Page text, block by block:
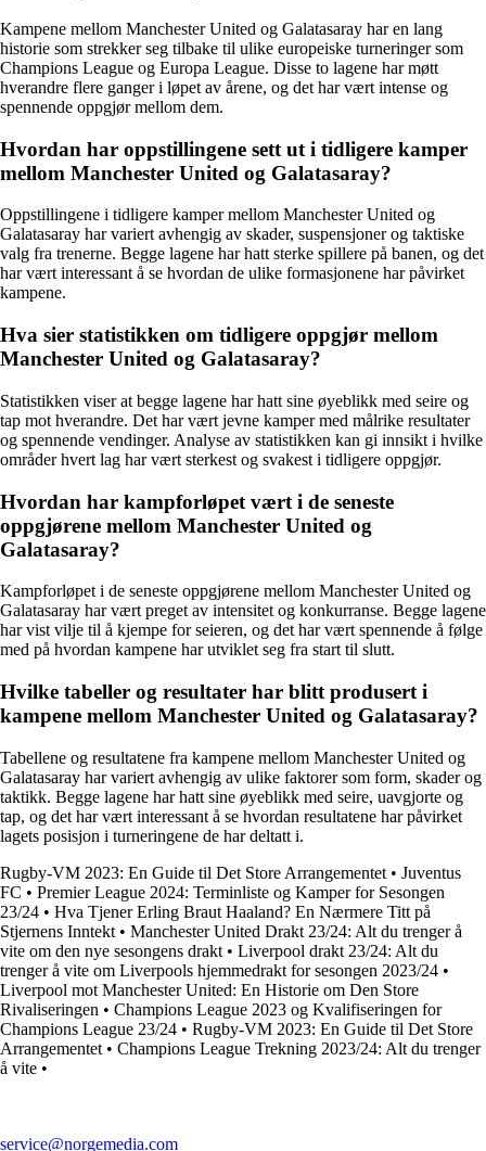
Kampene mellom Manchester United og Galatasaray har en lang
historie som strekker seg tilbake til ulike europeiske turneringer som
Champions League og Europa League. Disse to lagene har møtt
hverandre flere ganger i løpet av årene, og det har vært intense og
spennende oppgjør mellom dem.
Hvordan har oppstillingene sett ut i tidligere kamper
mellom Manchester United og Galatasaray?
Oppstillingene i tidligere kamper mellom Manchester United og
Galatasaray har variert avhengig av skader, suspensjoner og taktiske
valg fra trenerne. Begge lagene har hatt sterke spillere på banen, og det
har vært interessant å se hvordan de ulike formasjonene har påvirket
kampene.
Hva sier statistikken om tidligere oppgjør mellom
Manchester United og Galatasaray?
Statistikken viser at begge lagene har hatt sine øyeblikk med seire og
tap mot hverandre. Det har vært jevne kamper med målrike resultater
og spennende vendinger. Analyse av statistikken kan gi innsikt i hvilke
områder hvert lag har vært sterkest og svakest i tidligere oppgjør.
Hvordan har kampforløpet vært i de seneste
oppgjørene mellom Manchester United og
Galatasaray?
Kampforløpet i de seneste oppgjørene mellom Manchester United og
Galatasaray har vært preget av intensitet og konkurranse. Begge lagene
har vist vilje til å kjempe for seieren, og det har vært spennende å følge
med på hvordan kampene har utviklet seg fra start til slutt.
Hvilke tabeller og resultater har blitt produsert i
kampene mellom Manchester United og Galatasaray?
Tabellene og resultatene fra kampene mellom Manchester United og
Galatasaray har variert avhengig av ulike faktorer som form, skader og
taktikk. Begge lagene har hatt sine øyeblikk med seire, uavgjorte og
tap, og det har vært interessant å se hvordan resultatene har påvirket
lagets posisjon i turneringene de har deltatt i.
Rugby-VM 2023: En Guide til Det Store Arrangementet • Juventus
FC • Premier League 2024: Terminliste og Kamper for Sesongen
23/24 • Hva Tjener Erling Braut Haaland? En Nærmere Titt på
Stjernens Inntekt • Manchester United Drakt 23/24: Alt du trenger å
vite om den nye sesongens drakt • Liverpool drakt 23/24: Alt du
trenger å vite om Liverpools hjemmedrakt for sesongen 2023/24 •
Liverpool mot Manchester United: En Historie om Den Store
Rivaliseringen • Champions League 2023 og Kvalifiseringen for
Champions League 23/24 • Rugby-VM 2023: En Guide til Det Store
Arrangementet • Champions League Trekning 2023/24: Alt du trenger
å vite •
service@norgemedia.com